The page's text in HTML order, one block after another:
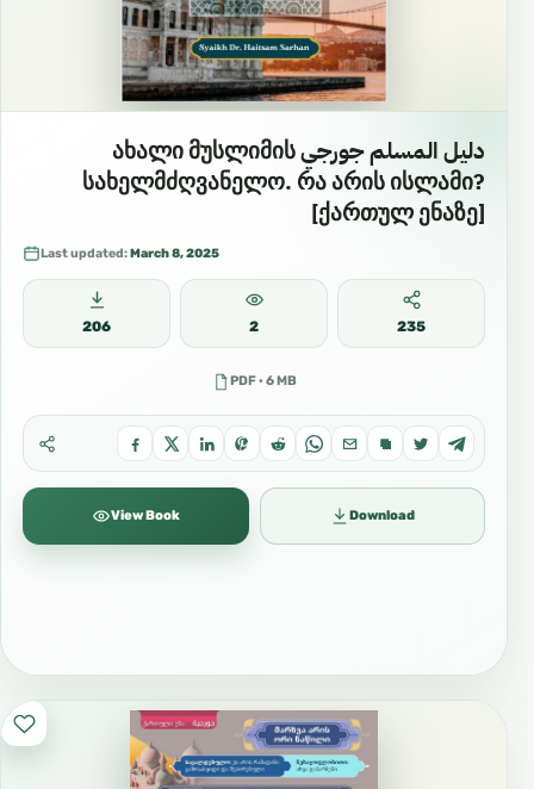
دليل المسلم جورجي ახალი მუსლიმის
სახელმძღვანელო. რა არის ისლამი?
[ქართულ ენაზე]
Last updated:March 8, 2025
206 2 235
PDF · 6 MB
View Book Download